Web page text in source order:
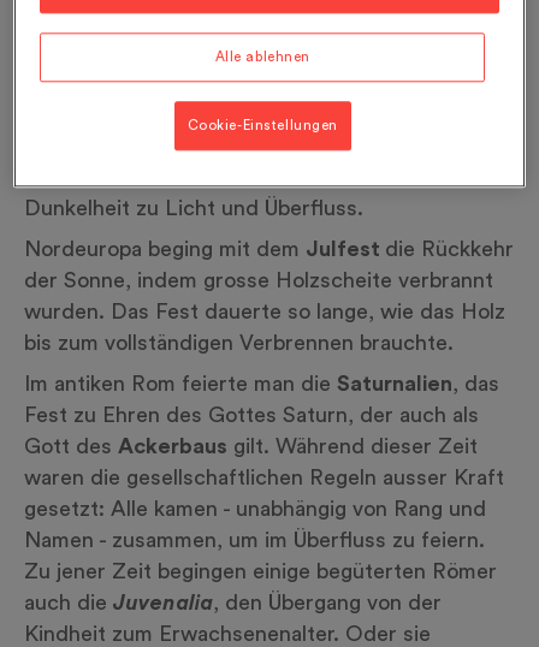
Der Winter ist eine Zeit der Feste und
Bräuche.
DieSonnwende am 21. Dezembermarkiert das
Ende der langen Nächte und die schrittweise
Verlängerung der Tage. Heidnische Völker
Dunkelheit zu Licht und Überfluss.
Nordeuropa beging mit dem Julfest die Rückkehr
der Sonne, indem grosse Holzscheite verbrannt
wurden. Das Fest dauerte so lange, wie das Holz
bis zum vollständigen Verbrennen brauchte.
Im antiken Rom feierte man die Saturnalien, das
Fest zu Ehren des Gottes Saturn, der auch als
Gott des Ackerbaus gilt. Während dieser Zeit
waren die gesellschaftlichen Regeln ausser Kraft
gesetzt: Alle kamen - unabhängig von Rang und
Namen - zusammen, um im Überfluss zu feiern.
Zu jener Zeit begingen einige begüterten Römer
auch die Juvenalia, den Übergang von der
Kindheit zum Erwachsenenalter. Oder sie
Alle ablehnen
Cookie-Einstellungen